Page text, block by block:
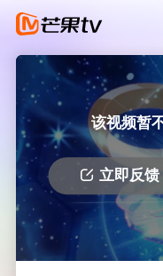
该视频暂
立即反馈